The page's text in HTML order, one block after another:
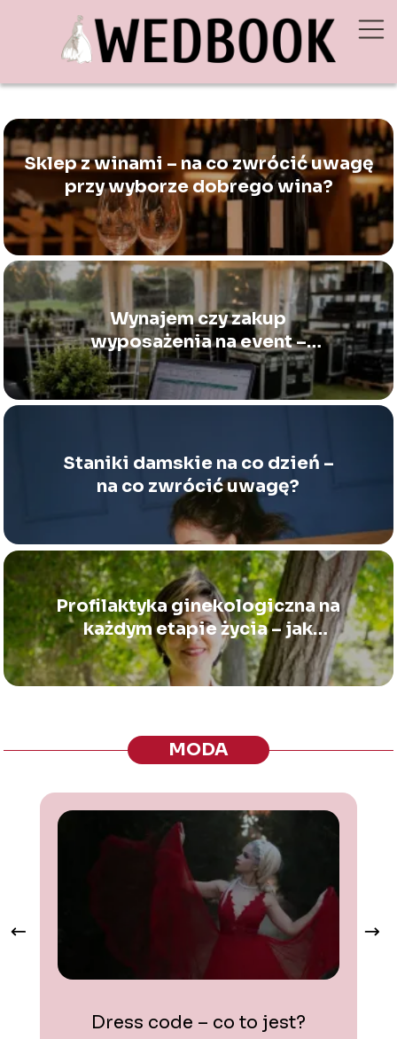
Sklep z winami – na co zwrócić uwagę
przy wyborze dobrego wina?
Wynajem czy zakup
wyposażenia na event –
kalkulacja dla organizatorów
Staniki damskie na co dzień –
na co zwrócić uwagę?
Profilaktyka ginekologiczna na
każdym etapie życia – jak
często planować badania i jak
się przygotować?
MODA
Dress code – co to jest?